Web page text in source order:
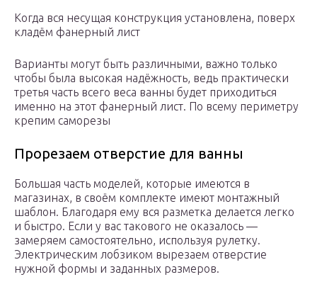
Когда вся несущая конструкция установлена, поверх
кладём фанерный лист
Варианты могут быть различными, важно только
чтобы была высокая надёжность, ведь практически
третья часть всего веса ванны будет приходиться
именно на этот фанерный лист. По всему периметру
крепим саморезы
Прорезаем отверстие для ванны
Большая часть моделей, которые имеются в
магазинах, в своём комплекте имеют монтажный
шаблон. Благодаря ему вся разметка делается легко
и быстро. Если у вас такового не оказалось —
замеряем самостоятельно, используя рулетку.
Электрическим лобзиком вырезаем отверстие
нужной формы и заданных размеров.